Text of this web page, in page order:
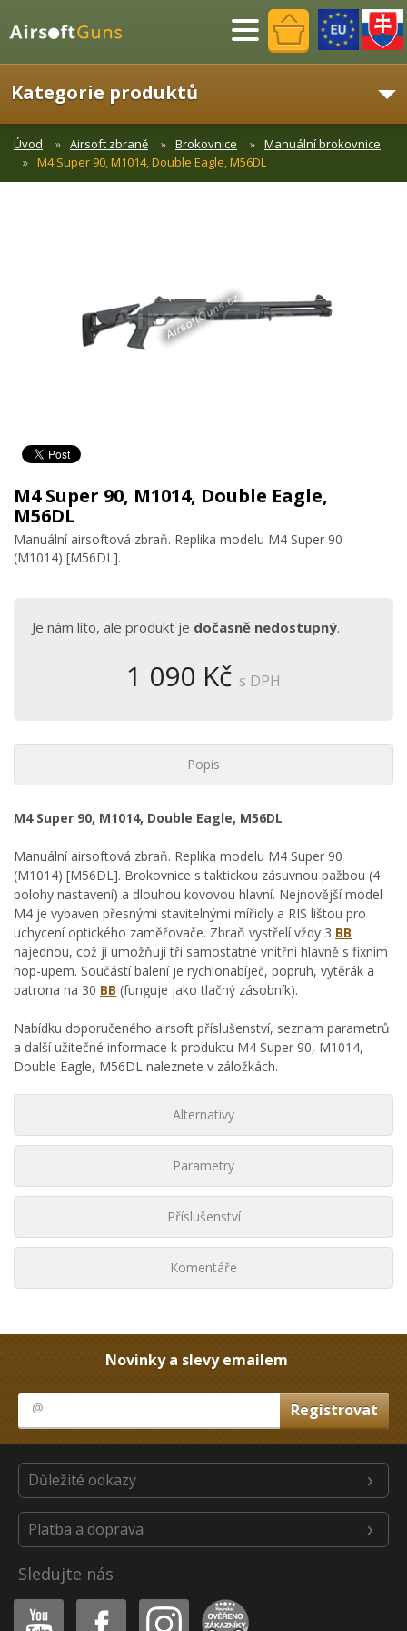
Menu
Kategorie produktů
Úvod Airsoft zbraně Brokovnice
Manuální brokovnice
M4 Super 90, M1014, Double Eagle, M56DL
M4 Super 90, M1014, Double Eagle,
M56DL
Manuální airsoftová zbraň. Replika modelu M4 Super 90
(M1014) [M56DL].
Je nám líto, ale produkt je dočasně nedostupný.
1 090 Kč s DPH
Popis
M4 Super 90, M1014, Double Eagle, M56DL
Manuální airsoftová zbraň. Replika modelu M4 Super 90
(M1014) [M56DL]. Brokovnice s taktickou zásuvnou pažbou (4
polohy nastavení) a dlouhou kovovou hlavní. Nejnovější model
M4 je vybaven přesnými stavitelnými mířidly a RIS lištou pro
uchycení optického zaměřovače. Zbraň vystřelí vždy 3 BB
najednou, což jí umožňují tři samostatné vnitřní hlavně s fixním
hop-upem. Součástí balení je rychlonabíječ, popruh, vytěrák a
patrona na 30 BB (funguje jako tlačný zásobník).
Nabídku doporučeného airsoft příslušenství, seznam parametrů
a další užitečné informace k produktu M4 Super 90, M1014,
Double Eagle, M56DL naleznete v záložkách.
Alternativy
Parametry
Příslušenství
Komentáře
Novinky a slevy emailem
Důležité odkazy
Platba a doprava
Sledujte nás
Youtube Facebook Instagram Heureka